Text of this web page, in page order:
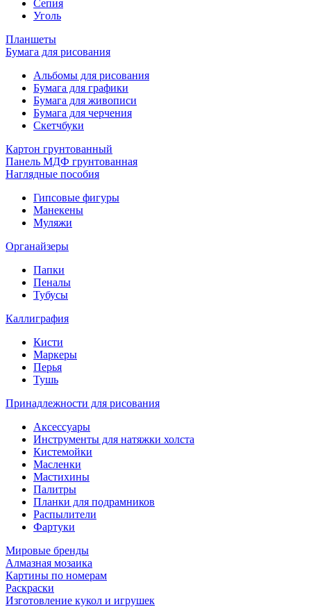
Сепия
Уголь
Планшеты
Бумага для рисования
Альбомы для рисования
Бумага для графики
Бумага для живописи
Бумага для черчения
Скетчбуки
Картон грунтованный
Панель МДФ грунтованная
Наглядные пособия
Гипсовые фигуры
Манекены
Муляжи
Органайзеры
Папки
Пеналы
Тубусы
Каллиграфия
Кисти
Маркеры
Перья
Тушь
Принадлежности для рисования
Аксессуары
Инструменты для натяжки холста
Кистемойки
Масленки
Мастихины
Палитры
Планки для подрамников
Распылители
Фартуки
Мировые бренды
Алмазная мозаика
Картины по номерам
Раскраски
Изготовление кукол и игрушек